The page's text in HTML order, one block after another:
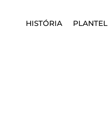
HISTÓRIA PLANTEL